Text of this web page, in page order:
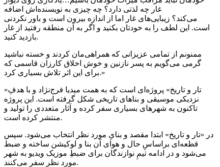
غار چه لذتی دارد؟ چه چیزی به نویسنده‌اش اضافه
می‌کند؟ زیبایی‌های غار اما از اندازه بیرون است و باور نکردنی
است. این لطف را به خودتان بکنید و اگر به آن منطقه رفتید از غار
بازدید کنید.
ممنونم از تمامی عزیزانی که همراهی‌مان کردند و خسته نباشید
گرمی می‌گویم به پسر نازنین و خوش اخلاق کارزان قاسمی که
برای این اثر تلاش بسیاری کرد.»
«تار و تاریخ» پروژه‌ای است که به همت میدیا فرج‌نژاد و با هدفِ
نزدیکی موسیقی و بناهای تاریخی شکل گرفته است. این پروژه
تاکنون به شهرهای بسیاری سفر کرده و آثار متعددی را تولید و
منتشر کرده است.
در «تار و تاریخ» ابتدا مقصد و بنایِ مورد نظر انتخاب می‌شود. سپس
قطعه‌ای براساسِ حال و هوای آن بنا و لوکیشن ساخته و ضبط
می‌شود و در ادامه تیمِ نوازندگان برای ضبطِ موزیک ویدیو به شهر
مورد نظر سفر می‌کنند.